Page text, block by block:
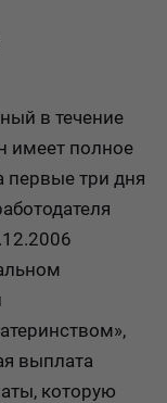
в течение
имеет полное
первые три дня
выплата
которую